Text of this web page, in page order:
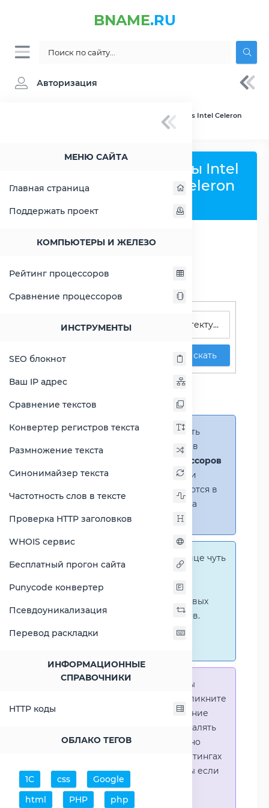
BNAME.RU
Авторизация
МЕНЮ САЙТА
Главная страница
Поддержать проект
КОМПЬЮТЕРЫ И ЖЕЛЕЗО
Рейтинг процессоров
Сравнение процессоров
ИНСТРУМЕНТЫ
SEO блокнот
Ваш IP адрес
Сравнение текстов
Конвертер регистров текста
Размножение текста
Синонимайзер текста
Частотность слов в тексте
Проверка HTTP заголовков
WHOIS сервис
Бесплатный прогон сайта
Punycode конвертер
Псевдоуникализация
Перевод раскладки
ИНФОРМАЦИОННЫЕ
СПРАВОЧНИКИ
HTTP коды
ОБЛАКО ТЕГОВ
1С css
Google
html
PHP
php
» Сравнение Intel Atom C3858 vs Intel Celeron
Сравнить процессоры Intel
Atom C3858 и Intel Celeron
Поиск процессоров
Искать
Сравнение Atom C3858
против Celeron G3930
Справка:Можно добавить
несколько процессоров в
(до 14 процессоров
в таблице)
. В случае если
процессоры не помещаются в
таблицу, появится полоса
прокрутки.
На этой странице чуть
графические сравнения
количественных и числовых
параметров процессоров.
Перейти к наглядным
Справка:Для того что-бы
выделить процессор - кликните
на его название. Выделение
позволяет выборочно удалять
процессоры или наглядно
видеть результаты в рейтингах
(Во избежении путаницы если
в таблице несколько
процессоров)